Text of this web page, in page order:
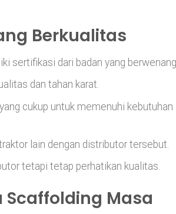
Berkualitas
sertifikasi dari badan yang
dan tahan karat.
cukup untuk memenuhi kebutuhan
lain dengan distributor tersebut.
tetapi tetap perhatikan kualitas.
Scaffolding Masa